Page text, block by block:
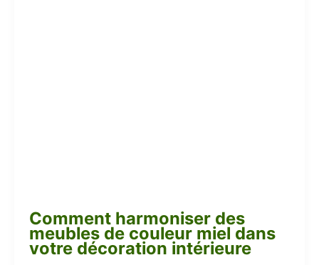
Comment harmoniser des
meubles de couleur miel dans
votre décoration intérieure